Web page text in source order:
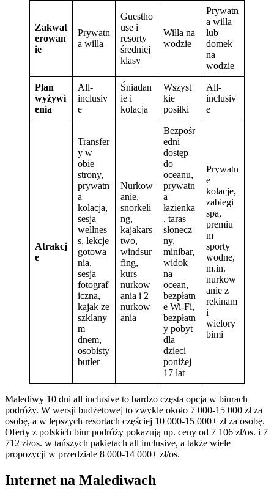
Zakwat
erowan
ie
Prywatn
a willa
Guestho
use i
resorty
średniej
klasy
Willa na
wodzie
Prywatn
a willa
lub
domek
na
wodzie
Plan
wyżywi
enia
All-
inclusiv
e
Śniadan
ie i
kolacja
Wszyst
kie
posiłki
All-
inclusiv
e
Atrakcj
e
Transfer
y w
obie
strony,
prywatn
a
kolacja,
sesja
wellnes
s, lekcje
gotowa
nia,
sesja
fotograf
iczna,
kajak ze
szklany
m
dnem,
osobisty
butler
Nurkow
anie,
snorkeli
ng,
kajakars
two,
windsur
fing,
kurs
nurkow
ania i 2
nurkow
ania
Bezpośr
edni
dostęp
do
oceanu,
prywatn
a
łazienka
, taras
słonecz
ny,
minibar,
widok
na
ocean,
bezpłatn
e Wi-Fi,
bezpłatn
y pobyt
dla
dzieci
poniżej
17 lat
Prywatn
e
kolacje,
zabiegi
spa,
premiu
m
sporty
wodne,
m.in.
nurkow
anie z
rekinam
i
wielory
bimi
Malediwy 10 dni all inclusive to bardzo częsta opcja w biurach
podróży. W wersji budżetowej to zwykle około 7 000-15 000 zł za
osobę, a w lepszych resortach częściej 10 000-15 000+ zł za osobę.
Oferty z polskich biur podróży pokazują np. ceny od 7 106 zł/os. i 7
712 zł/os. w tańszych pakietach all inclusive, a także wiele
propozycji w przedziale 8 000-14 000+ zł/os.
Internet na Malediwach